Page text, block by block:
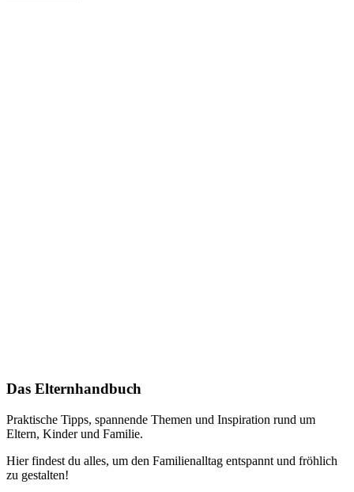
Das Elternhandbuch
Praktische Tipps, spannende Themen und Inspiration rund um
Eltern, Kinder und Familie.
Hier findest du alles, um den Familienalltag entspannt und fröhlich
zu gestalten!